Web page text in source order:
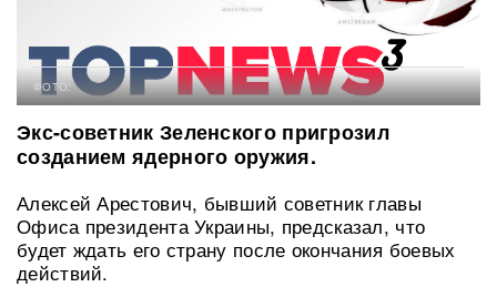
ФОТО:
Экс-советник Зеленского пригрозил
созданием ядерного оружия.
Алексей Арестович, бывший советник главы
Офиса президента Украины, предсказал, что
будет ждать его страну после окончания боевых
действий.